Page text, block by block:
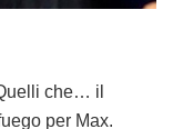
che… il
per Max.